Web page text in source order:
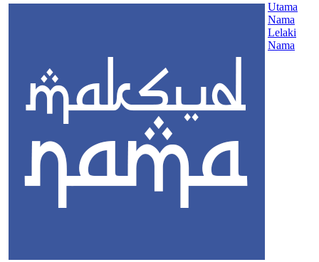
Utama
Nama
Lelaki
Nama